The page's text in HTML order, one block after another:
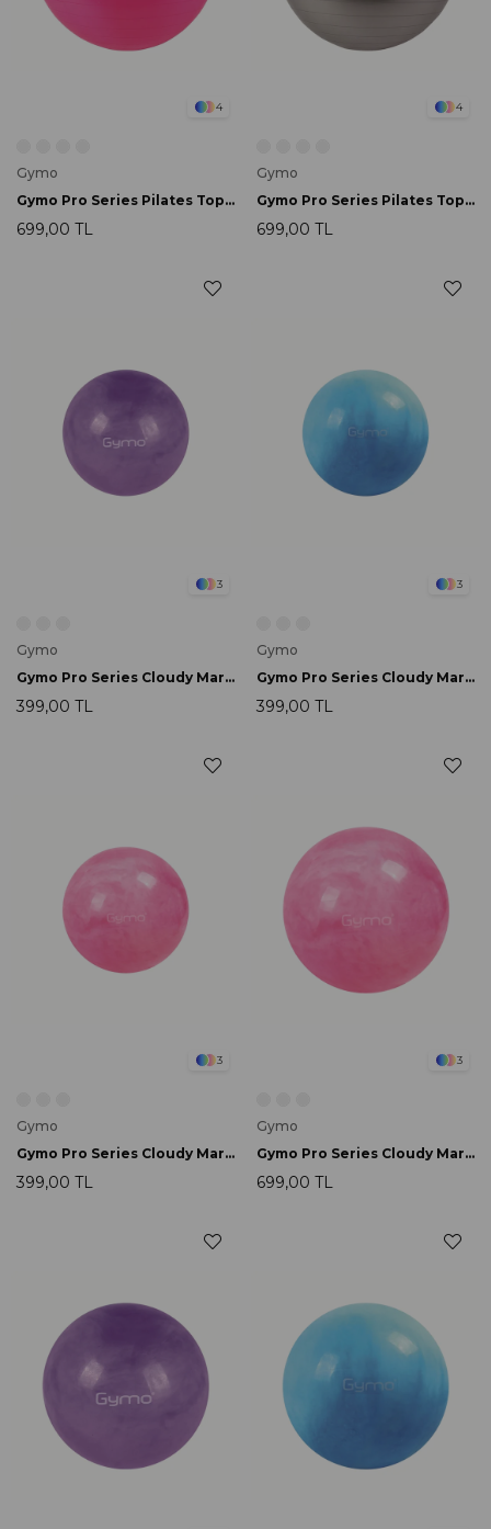
4
Gymo
Gymo Pro Series Pilates Topu 65cm Pembe
699,00 TL
4
Gymo
Gymo Pro Series Pilates Topu 65cm Gümüş
699,00 TL
3
Gymo
Gymo Pro Series Cloudy Marble Pilates Topu 25cm Mor
399,00 TL
3
Gymo
Gymo Pro Series Cloudy Marble Pilates Topu 25cm Mavi
399,00 TL
3
Gymo
Gymo Pro Series Cloudy Marble Pilates Topu 25cm Pembe
399,00 TL
3
Gymo
Gymo Pro Series Cloudy Marble Pilates Topu 55cm Pembe
699,00 TL